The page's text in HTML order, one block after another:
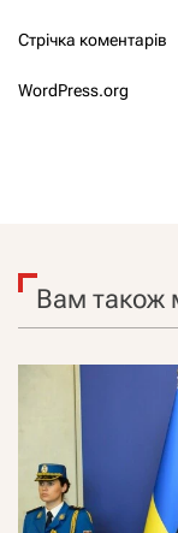
Стрічка коментарів
WordPress.org
Вам також